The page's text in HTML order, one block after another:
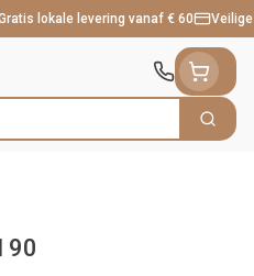
lokale levering vanaf € 60
Zoek
90